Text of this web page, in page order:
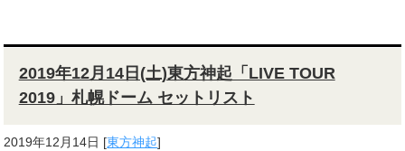
2019年12月14日(土)東方神起「LIVE TOUR
2019」札幌ドーム セットリスト
2019年12月14日 [東方神起]